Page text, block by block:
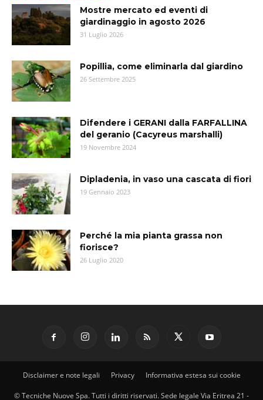
Mostre mercato ed eventi di
giardinaggio in agosto 2026
31 Luglio 2026
Popillia, come eliminarla dal giardino
26 Settembre 2025
Difendere i GERANI dalla FARFALLINA
del geranio (Cacyreus marshalli)
19 Novembre 2024
Dipladenia, in vaso una cascata di fiori
19 Gennaio 2023
Perché la mia pianta grassa non
fiorisce?
26 Luglio 2020
Disclaimer e note legali Privacy Informativa estesa sui cookie
© Tecniche Nuove Spa. Tutti i diritti riservati. Sede legale Via Eritrea 21 -